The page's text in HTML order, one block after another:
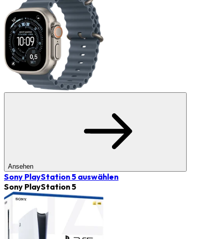
Ansehen
Sony PlayStation 5 auswählen
Sony PlayStation 5